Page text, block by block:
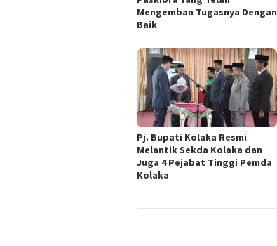
Mengemban Tugasnya Dengan
Baik
Pj. Bupati Kolaka Resmi
Melantik Sekda Kolaka dan
Juga 4 Pejabat Tinggi Pemda
Kolaka